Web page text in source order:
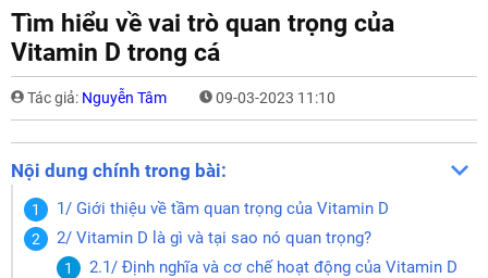
Tìm hiểu về vai trò quan trọng của
Vitamin D trong cá
Tác giả: Nguyễn Tâm 09-03-2023 11:10
Nội dung chính trong bài:
1/ Giới thiệu về tầm quan trọng của Vitamin D
2/ Vitamin D là gì và tại sao nó quan trọng?
2.1/ Định nghĩa và cơ chế hoạt động của Vitamin D